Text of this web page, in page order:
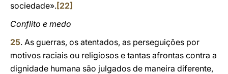
sociedade».[22]
Conflito e medo
25. As guerras, os atentados, as perseguições por
motivos raciais ou religiosos e tantas afrontas contra a
dignidade humana são julgados de maneira diferente,